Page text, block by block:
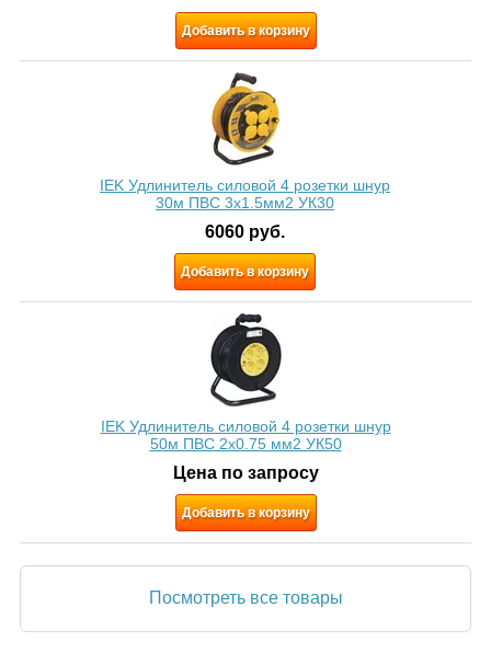
Добавить в корзину
IEK Удлинитель силовой 4 розетки шнур
30м ПВС 3х1.5мм2 УК30
6060 руб.
Добавить в корзину
IEK Удлинитель силовой 4 розетки шнур
50м ПВС 2х0.75 мм2 УК50
Цена по запросу
Добавить в корзину
Посмотреть все товары